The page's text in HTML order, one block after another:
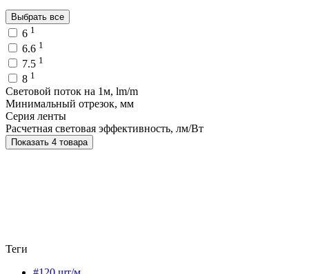
Выбрать все
6 1
6.6 1
7.5 1
8 1
Световой поток на 1м, lm/m
Минимальный отрезок, мм
Серия ленты
Расчетная световая эффективность, лм/Вт
Показать 4 товара
Теги